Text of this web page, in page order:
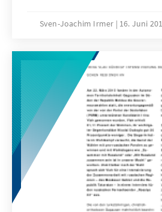
sich eine Stabilität der
der Partei der Kommunisten
Partei der Sozialisten
populistischen sogenannten
(PN) des russischsprachigen
Renato Usatîi verlagert hat.
Sven-Joachim Irmer 16. Juni